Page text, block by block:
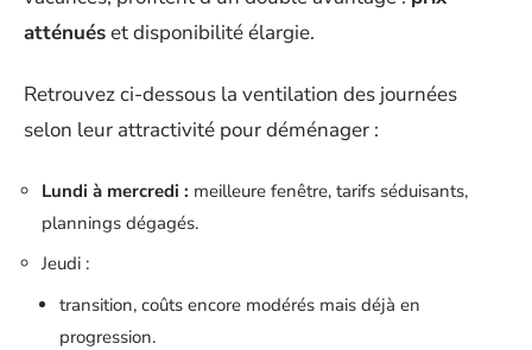
atténuéset disponibilité élargie.
Retrouvez ci-dessous la ventilation des journées
selon leur attractivité pour déménager :
Lundi à mercredi : meilleure fenêtre, tarifs séduisants,
plannings dégagés.
Jeudi :
transition, coûts encore modérés mais déjà en
progression.